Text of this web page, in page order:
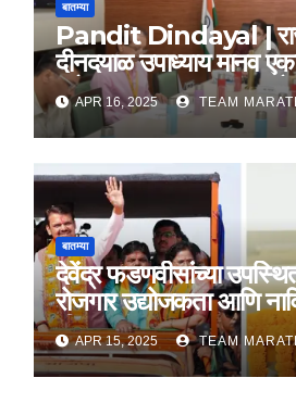
बातम्या
Pandit Dindayal |
दीनदयाळ उपाध्याय मानव
महोत्सव, 22-25 दरम्यान
APR 16, 2025 TEAM
बातम्या
देवेंद्र फडणवीसांच्या
रोजगार उद्योजकता आणि
तीन सामंजस्य करार
APR 15, 2025 TEAM